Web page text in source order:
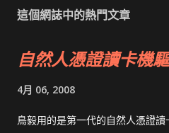
這個網誌中的熱門文章
自然人憑證讀卡機
4月 06, 2008
鳥毅用的是第一代的自然人憑證